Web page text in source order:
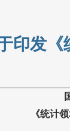
印发
《统计